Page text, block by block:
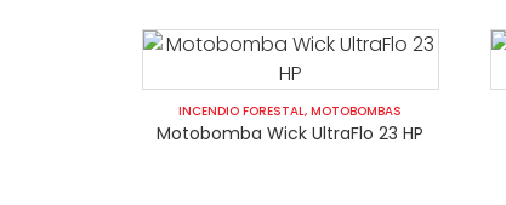
INCENDIO FORESTAL,MOTOBOMBAS
Motobomba Wick UltraFlo 23 HP